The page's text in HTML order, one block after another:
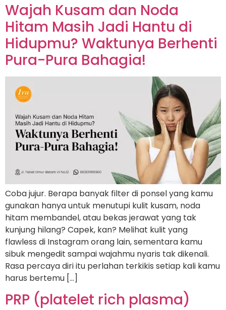
Wajah Kusam dan Noda
Hitam Masih Jadi Hantu di
Hidupmu? Waktunya Berhenti
Pura-Pura Bahagia!
Coba jujur. Berapa banyak filter di ponsel yang kamu
gunakan hanya untuk menutupi kulit kusam, noda
hitam membandel, atau bekas jerawat yang tak
kunjung hilang? Capek, kan? Melihat kulit yang
flawless di Instagram orang lain, sementara kamu
sibuk mengedit sampai wajahmu nyaris tak dikenali.
Rasa percaya diri itu perlahan terkikis setiap kali kamu
harus bertemu […]
PRP (platelet rich plasma)